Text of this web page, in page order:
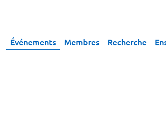
Événements Membres Recherche